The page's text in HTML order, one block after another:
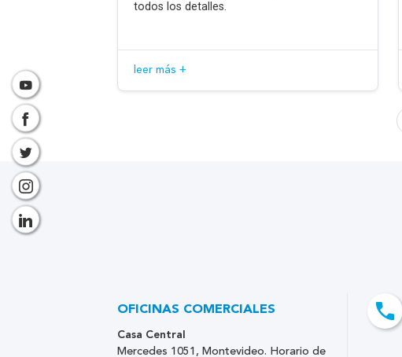
todos los detalles.
leer más +
OFICINAS COMERCIALES
Casa Central
Mercedes 1051, Montevideo. Horario de